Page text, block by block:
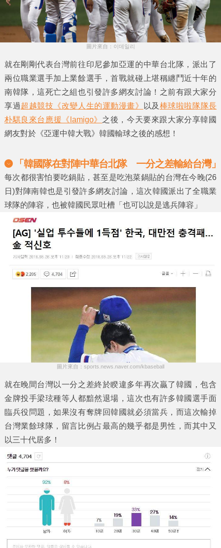
圖片來自：이데일리
就在剛剛代表台灣前往印尼參加亞運的中華台北隊，派出了
兩位職業選手加上業餘選手，首戰就碰上堪稱纏鬥近十年的
南韓隊，這死亡之組也引發許多網友討論！之前有跟大家分
享過超越競技《改變人生的運動漫畫》 以及 棒球啦啦隊隊長
朴騏良來台應援《lamigo》 之後，今天要來跟大家分享韓國
網友對於《亞運中韓大戰》韓國輸球之後的感想！
「韓國隊在對陣中華台北隊 一分之差輸給台灣」
每次都很害怕要吃鍋貼，甚至是吃泡菜鍋貼的台灣在今晚(26
日)對陣南韓也是引發許多網友討論，這次韓國派出了全職業
球隊的陣容，也被韓國民眾吐槽「也可以說是逃兵陣容」
圖片來自：sports.news.naver.com/kbaseball
就在晚間台灣以一分之差終於睽違多年再次贏了韓國，包含
金牌投手梁玹種等人都黯然退場，這次也有許多韓國選手面
臨兵役問題，如果沒有奪牌回韓國就必須當兵，而這次輸掉
台灣業餘球隊，留言比例占最高的幾乎都是男性，而其中又
以三十代居多！